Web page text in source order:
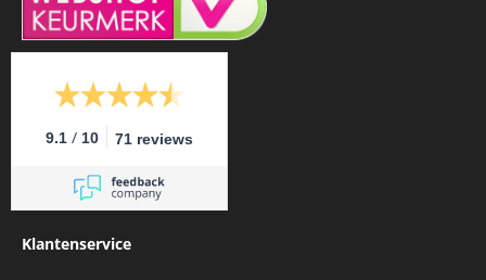
9.1 / 10 71 reviews
Klantenservice